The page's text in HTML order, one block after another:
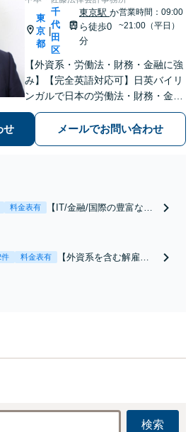
東
京
都
千
代
田
区
東京駅か
ら徒歩0
分
営業時間：09:00
~21:00（平日）
【外資系・労働法・財務・金融に強
み】【完全英語対応可】日英バイリ
ンガルで日本の労働法・財務・金融
問題を解説致します！【ITツールに
よるＤＸ化】企業での勤務経験や経
営経験を活かし、最新のワークフロ
せ メールでお問い合わせ
料金表有
【IT/金融/国際の豊富な経
ンク・SBIグループで勤
務・経営の経験あり。最新
件 料金表有
【外資系を含む解雇問
験あり。労使双方の状
理士在籍】
検索